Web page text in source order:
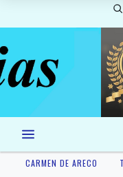
CARMEN DE ARECO